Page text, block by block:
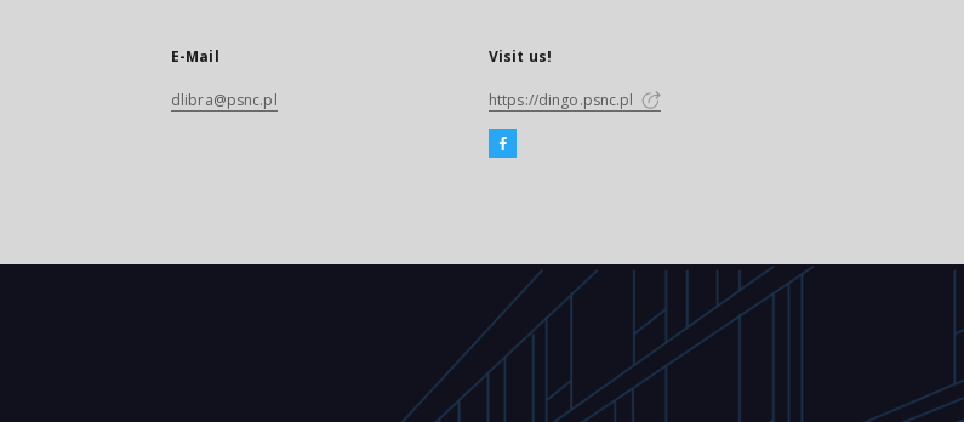
E-Mail
dlibra@psnc.pl
Visit us!
https://dingo.psnc.pl